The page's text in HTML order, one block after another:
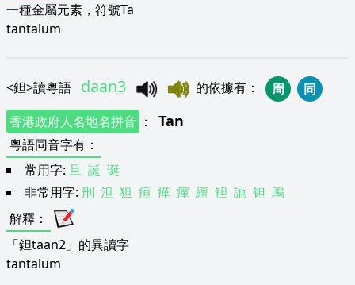
一種金屬元素，符號Ta
tantalum
<鉭>讀粵語 daan3 的依據有 ： 周
同
香港政府人名地名拼音 ： Tan
粵語同音字有 ：
常用字: 旦 誕 诞
非常用字: 刐 泹 狚 疸 瘅 癉 繵 觛 訑 钽 鴠
解釋 ：
「鉭taan2」的異讀字
tantalum